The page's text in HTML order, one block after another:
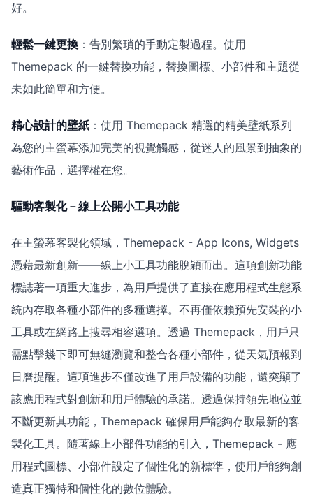
好。
輕鬆一鍵更換 ：告別繁瑣的手動定製過程。使用
Themepack 的一鍵替換功能，替換圖標、小部件和主題從
未如此簡單和方便。
精心設計的壁紙 ：使用 Themepack 精選的精美壁紙系列
為您的主螢幕添加完美的視覺觸感，從迷人的風景到抽象的
藝術作品，選擇權在您。
驅動客製化－線上公開小工具功能
在主螢幕客製化領域，Themepack - App Icons, Widgets
憑藉最新創新——線上小工具功能脫穎而出。這項創新功能
標誌著一項重大進步，為用戶提供了直接在應用程式生態系
統內存取各種小部件的多種選擇。不再僅依賴預先安裝的小
工具或在網路上搜尋相容選項。透過 Themepack，用戶只
需點擊幾下即可無縫瀏覽和整合各種小部件，從天氣預報到
日曆提醒。這項進步不僅改進了用戶設備的功能，還突顯了
該應用程式對創新和用戶體驗的承諾。透過保持領先地位並
不斷更新其功能，Themepack 確保用戶能夠存取最新的客
製化工具。隨著線上小部件功能的引入，Themepack - 應
用程式圖標、小部件設定了個性化的新標準，使用戶能夠創
造真正獨特和個性化的數位體驗。